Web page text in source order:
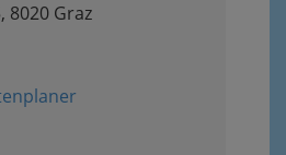
8020 Graz